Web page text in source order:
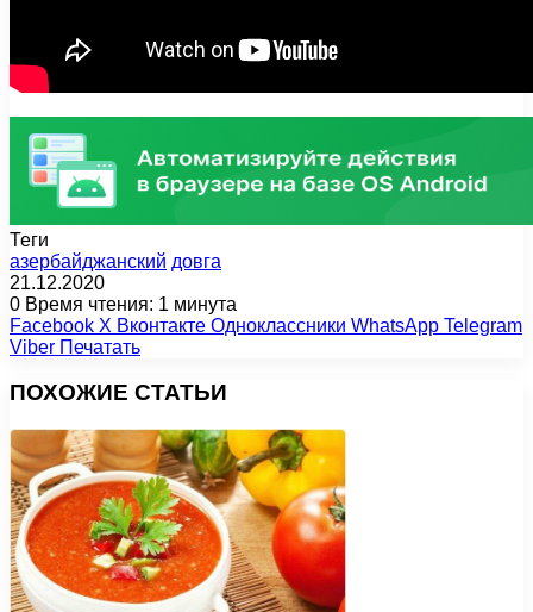
Теги
азербайджанский довга
21.12.2020
0 Время чтения: 1 минута
Facebook X Вконтакте Одноклассники WhatsApp Telegram
Viber Печатать
ПОХОЖИЕ СТАТЬИ